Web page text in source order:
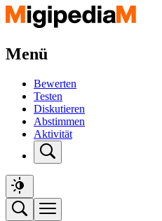
Menü
Bewerten
Testen
Diskutieren
Abstimmen
Aktivität